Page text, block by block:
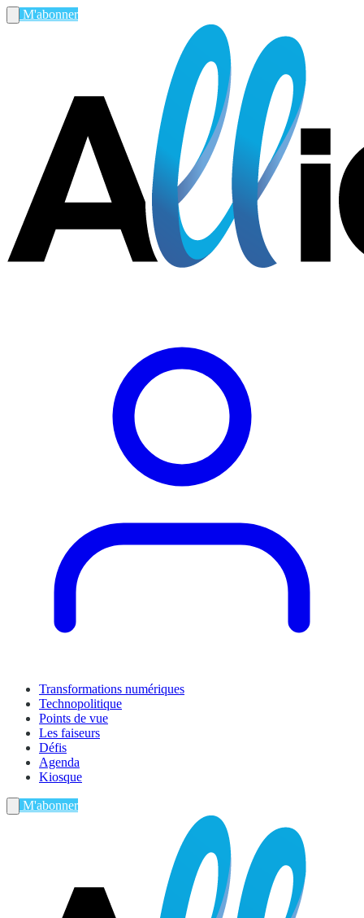
M'abonner
Transformations numériques
Technopolitique
Points de vue
Les faiseurs
Défis
Agenda
Kiosque
M'abonner